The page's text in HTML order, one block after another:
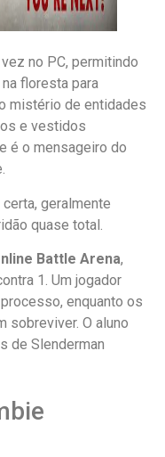
no PC, permitindo
floresta para
mistério de entidades
e vestidos
é o mensageiro do
geralmente
quase total.
Battle Arena,
1. Um jogador
enquanto os
sobreviver. O aluno
de Slenderman